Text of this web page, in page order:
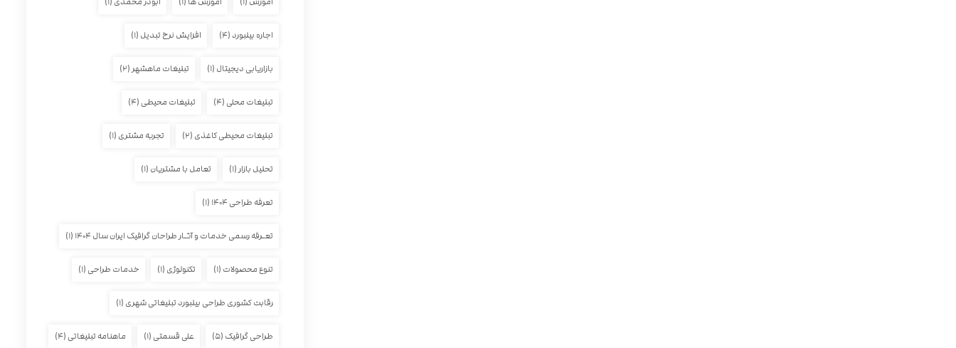
اجاره بیلبورد(۴) افزایش نرخ تبدیل (۱)
بازاریابی دیجیتال (۱) تبلیغات ماهشهر (۲)
تبلیغات محلی (۴) تبلیغات محیطی (۴)
تبلیغات محیطی کاغذی (۲) تجربه مشتری (۱)
تحلیل بازار(۱) تعامل با مشتریان (۱)
تعرفه طراحی ۱۴۰۴ (۱)
تعـرفه رسمی خدمات و آثـار طراحان گرافیک ایران سال ۱۴۰۴ (۱)
تنوع محصولات (۱) تکنولوژی (۱) خدمات طراحی (۱)
رقابت کشوری طراحی بیلبورد تبلیغاتی شهری (۱)
طراحی گرافیک (۵) علی قسمتی (۱) ماهنامه تبلیغاتی (۴)